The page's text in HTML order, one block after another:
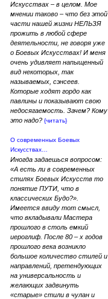
Искусствах – в целом. Мое
мнении таково – что без этой
части нашей жизни НЕЛЬЗЯ
прожить в любой сфере
деятельности, не говоря уже
о Боевых Искусствах! И меня
очень удивляет напыщенный
вид некоторых, так
называемых, сэнсеев.
Которые ходят гордо как
павлины и показывают свою
недосягаемость. Зачем? Кому
это надо? {читать}
О современных Боевых
Искусствах…
Иногда задаешься вопросом:
«А есть ли в современных
стилях Боевых Искусств то
понятие ПУТИ, что в
классических Будо?».
Имеется ввиду тот смысл,
что вкладывали Мастера
прошлого в столь емкий
иероглиф. После 80 – х годов
прошлого века возникло
большое количество стилей и
направлений, претендующих
на универсальность и
желающих задвинуть
«старые» стили в чулан и